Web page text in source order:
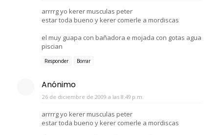
arrrrg yo kerer musculas peter
estar toda bueno y kerer comerle a mordiscas
el muy guapa con bañadora e mojada con gotas agua
piscian
Responder Borrar
Anónimo
26 de diciembre de 2009 a las 8:49 p.m.
arrrrg yo kerer musculas peter
estar toda bueno y kerer comerle a mordiscas